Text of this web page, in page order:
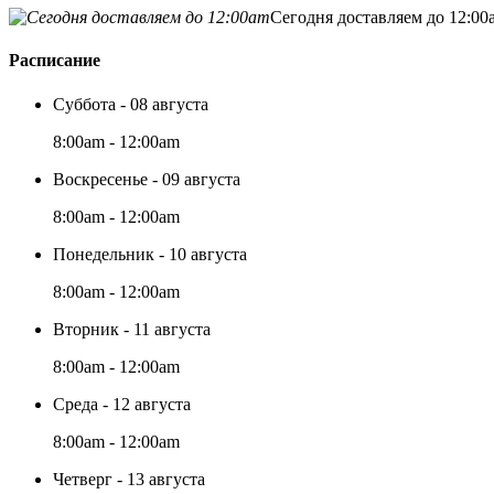
Сегодня доставляем до
Расписание
Суббота - 08 августа
8:00am - 12:00am
Воскресенье - 09 августа
8:00am - 12:00am
Понедельник - 10 августа
8:00am - 12:00am
Вторник - 11 августа
8:00am - 12:00am
Среда - 12 августа
8:00am - 12:00am
Четверг - 13 августа